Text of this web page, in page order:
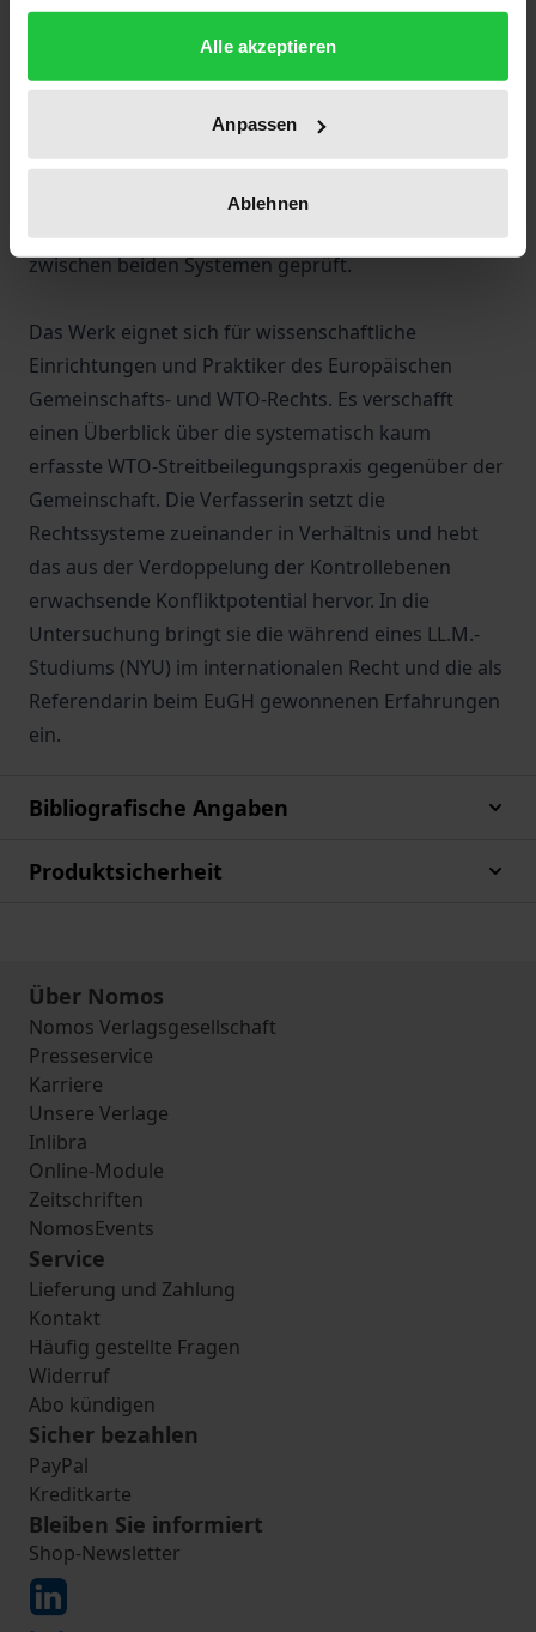
gesammelt haben.
Alle akzeptieren
Anpassen
Ablehnen
mögliche Konflikt zwischen den Institutionen wird
durch die von der Verfasserin befürwortete
Bindungswirkung der
Streitbeilegungsentscheidungen im
Gemeinschaftsrecht aufgelöst. Außerdem werden
zwischen beiden Systemen geprüft.
Das Werk eignet sich für wissenschaftliche
Einrichtungen und Praktiker des Europäischen
Gemeinschafts- und WTO-Rechts. Es verschafft
einen Überblick über die systematisch kaum
erfasste WTO-Streitbeilegungspraxis gegenüber der
Gemeinschaft. Die Verfasserin setzt die
Rechtssysteme zueinander in Verhältnis und hebt
das aus der Verdoppelung der Kontrollebenen
erwachsende Konfliktpotential hervor. In die
Untersuchung bringt sie die während eines LL.M.-
Studiums (NYU) im internationalen Recht und die als
Referendarin beim EuGH gewonnenen Erfahrungen
ein.
Bibliografische Angaben
Produktsicherheit
Über Nomos
Nomos Verlagsgesellschaft
Presseservice
Karriere
Unsere Verlage
Inlibra
Online-Module
Zeitschriften
NomosEvents
Service
Lieferung und Zahlung
Kontakt
Häufig gestellte Fragen
Widerruf
Abo kündigen
Sicher bezahlen
PayPal
Kreditkarte
Bleiben Sie informiert
Shop-Newsletter